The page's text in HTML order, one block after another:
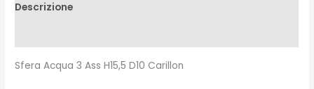
Descrizione
Sfera Acqua 3 Ass H15,5 D10 Carillon